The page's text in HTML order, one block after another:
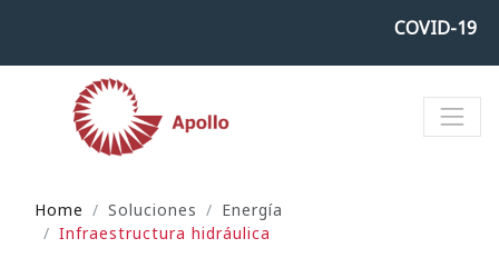
COVID-19
Home Soluciones
Energía
Infraestructura hidráulica